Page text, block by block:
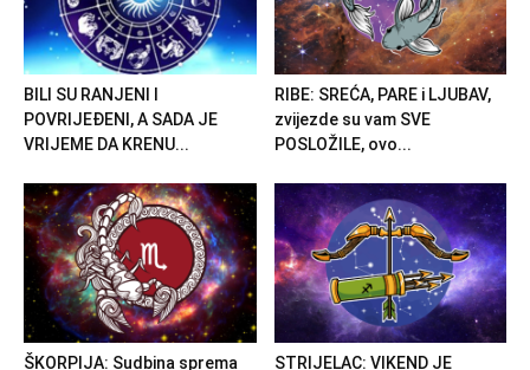
BILI SU RANJENI I
POVRIJEĐENI, A SADA JE
VRIJEME DA KRENU...
RIBE: SREĆA, PARE i LJUBAV,
zvijezde su vam SVE
POSLOŽILE, ovo...
ŠKORPIJA: Sudbina sprema
STRIJELAC: VIKEND JE